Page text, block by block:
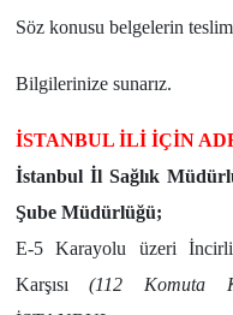
Söz konusu belgelerin teslim
Bilgilerinize sunarız.
İSTANBUL İLİ İÇİN
İstanbul İl Sağlık
Şube Müdürlüğü;
E-5 Karayolu üzeri
Karşısı(112 Komuta